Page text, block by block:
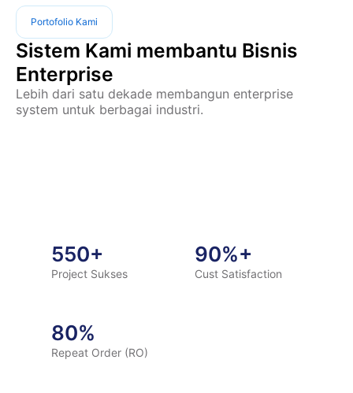
Portofolio Kami
Sistem Kami membantu Bisnis
Enterprise
Lebih dari satu dekade membangun enterprise
system untuk berbagai industri.
550+
Project Sukses
90%+
Cust Satisfaction
80%
Repeat Order (RO)